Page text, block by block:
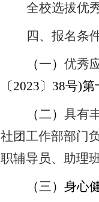
全校选拔优
四、报名条
（一） 优秀
〔2023〕 38号)第
（二） 具有
社团工作部部门
职辅导员、助理
（三）身